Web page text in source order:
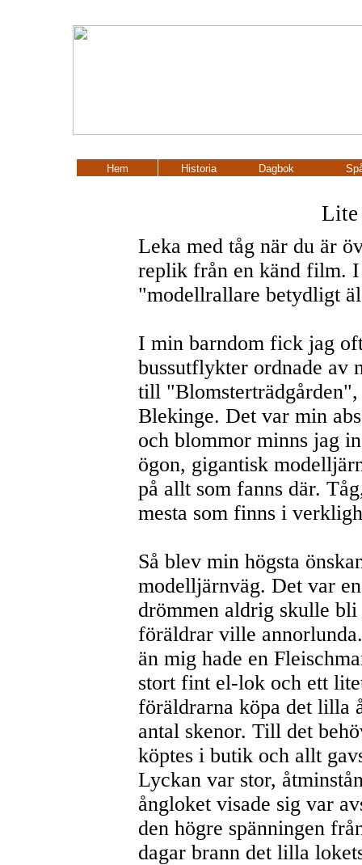
Hem Historia Dagbok
Lite
Leka med tåg när du är
replik från en känd film.
"modellrallare betydligt
I min barndom fick jag
bussutflykter ordnade av
till
Blekinge. Det var min
och blommor minns jag
ögon, gigantisk
på allt som fanns där.
mesta som finns i
Så blev min högsta
modelljärnväg. Det var
drömmen aldrig skulle
föräldrar ville
än mig hade en
stort fint el-lok och ett
föräldrarna köpa det lilla
antal skenor. Till det
köptes i butik och allt
Lyckan var stor,
ångloket visade sig var
den högre spänningen
dagar brann det lilla